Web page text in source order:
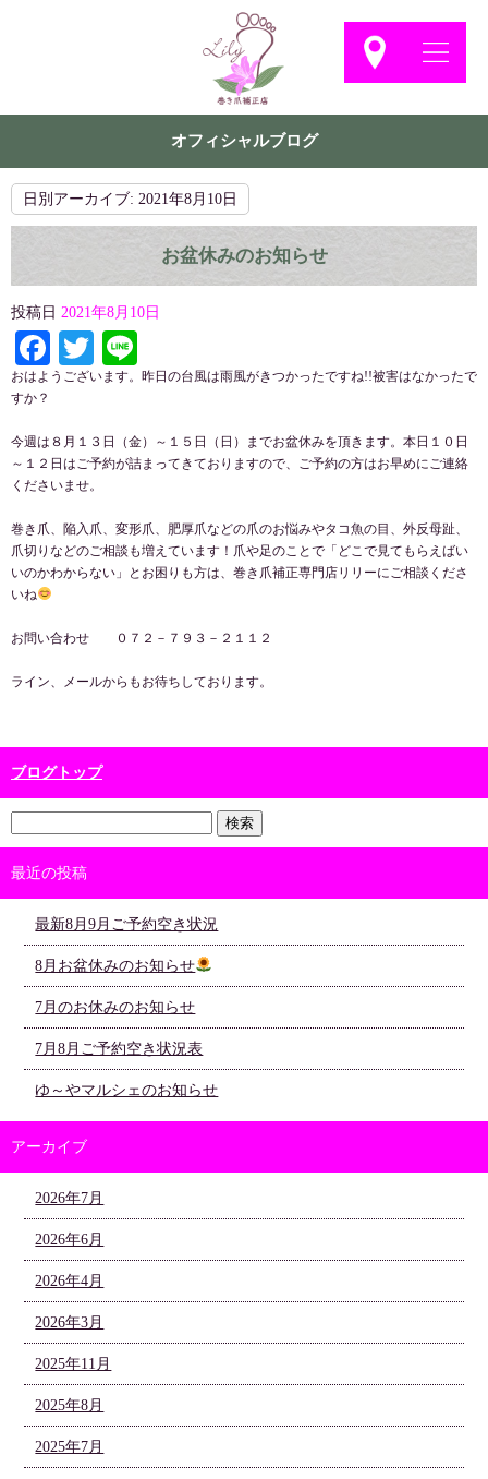
オフィシャルブログ
日別アーカイブ: 2021年8月10日
お盆休みのお知らせ
投稿日 2021年8月10日
Facebook
Twitter
おはようございます。昨日の台風は雨風がきつかったですね!!被害はなかったで
すか？
今週は８月１３日（金）～１５日（日）までお盆休みを頂きます。本日１０日
～１２日はご予約が詰まってきておりますので、ご予約の方はお早めにご連絡
くださいませ。
巻き爪、陥入爪、変形爪、肥厚爪などの爪のお悩みやタコ魚の目、外反母趾、
爪切りなどのご相談も増えています！爪や足のことで「どこで見てもらえばい
いのかわからない」とお困りも方は、巻き爪補正専門店リリーにご相談くださ
いね
お問い合わせ ０７２－７９３－２１１２
ライン、メールからもお待ちしております。
ブログトップ
最近の投稿
最新8月9月ご予約空き状況
8月お盆休みのお知らせ
7月のお休みのお知らせ
7月8月ご予約空き状況表
ゆ～やマルシェのお知らせ
アーカイブ
2026年7月
2026年6月
2026年4月
2026年3月
2025年11月
2025年8月
2025年7月